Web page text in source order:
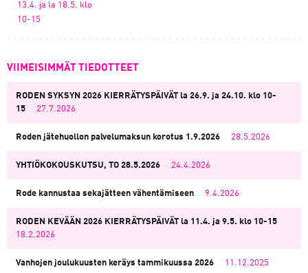
13.4. ja la 18.5. klo
10-15
VIIMEISIMMÄT TIEDOTTEET
RODEN SYKSYN 2026 KIERRÄTYSPÄIVÄT la 26.9. ja 24.10. klo 10-
15
27.7.2026
Roden jätehuollon palvelumaksun korotus 1.9.2026 28.5.2026
YHTIÖKOKOUSKUTSU, TO 28.5.2026 24.4.2026
Rode kannustaa sekajätteen vähentämiseen 9.4.2026
RODEN KEVÄÄN 2026 KIERRÄTYSPÄIVÄT la 11.4. ja 9.5. klo 10-15
18.2.2026
Vanhojen joulukuusten keräys tammikuussa 2026 11.12.2025